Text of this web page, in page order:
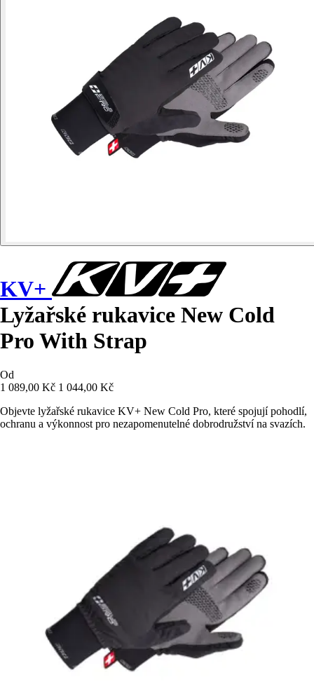
KV+
Lyžařské rukavice New Cold
Pro With Strap
Od
1 089,00 Kč 1 044,00 Kč
Objevte lyžařské rukavice KV+ New Cold Pro, které spojují pohodlí,
ochranu a výkonnost pro nezapomenutelné dobrodružství na svazích.